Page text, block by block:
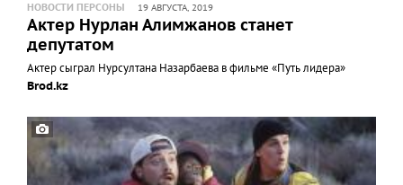
НОВОСТИ ПЕРСОНЫ 19 АВГУСТА, 2019
Актер Нурлан Алимжанов станет
депутатом
Актер сыграл Нурсултана Назарбаева в фильме «Путь лидера»
Brod.kz